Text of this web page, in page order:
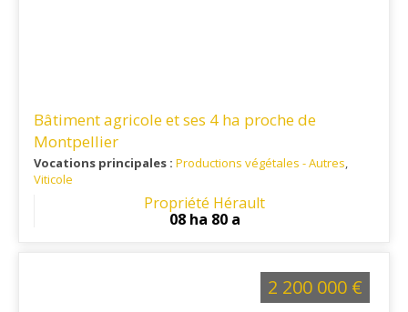
Bâtiment agricole et ses 4 ha proche de
Montpellier
Vocations principales : Productions végétales - Autres,
Viticole
: Entre Montpellier et Clermont l'Hérault
Propriété Hérault
08 ha 80 a
2 200 000 €